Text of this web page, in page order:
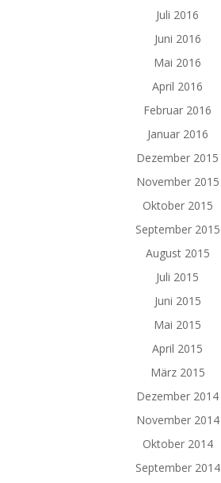
Juli 2016
Juni 2016
Mai 2016
April 2016
Februar 2016
Januar 2016
Dezember 2015
November 2015
Oktober 2015
September 2015
August 2015
Juli 2015
Juni 2015
Mai 2015
April 2015
März 2015
Dezember 2014
November 2014
Oktober 2014
September 2014